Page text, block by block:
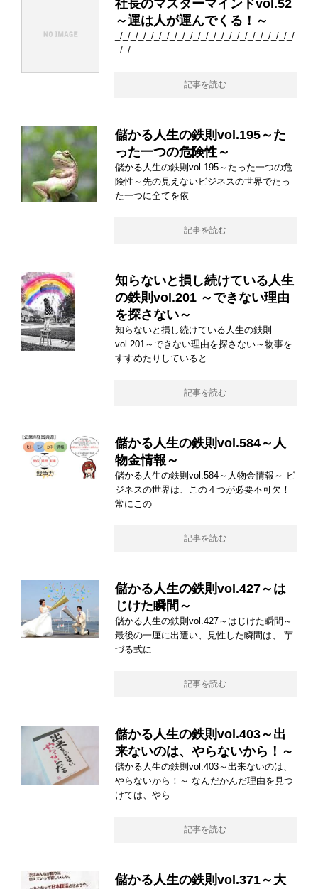
社長のマスターマインドvol.52
～運は人が運んでくる！～
_/_/_/_/_/_/_/_/_/_/_/_/_/_/_/_/_/_/_/_/_/_/_/
_/_/
記事を読む
儲かる人生の鉄則vol.195～た
った一つの危険性～
儲かる人生の鉄則vol.195～たった一つの危
険性～先の見えないビジネスの世界でたっ
た一つに全てを依
記事を読む
知らないと損し続けている人生
の鉄則vol.201 ～できない理由
を探さない～
知らないと損し続けている人生の鉄則
vol.201～できない理由を探さない～物事を
すすめたりしていると
記事を読む
儲かる人生の鉄則vol.584～人
物金情報～
儲かる人生の鉄則vol.584～人物金情報～ ビ
ジネスの世界は、この４つが必要不可欠！
常にこの
記事を読む
儲かる人生の鉄則vol.427～は
じけた瞬間～
儲かる人生の鉄則vol.427～はじけた瞬間～
最後の一厘に出遭い、見性した瞬間は、 芋
づる式に
記事を読む
儲かる人生の鉄則vol.403～出
来ないのは、やらないから！～
儲かる人生の鉄則vol.403～出来ないのは、
やらないから！～ なんだかんだ理由を見つ
けては、やら
記事を読む
儲かる人生の鉄則vol.371～大